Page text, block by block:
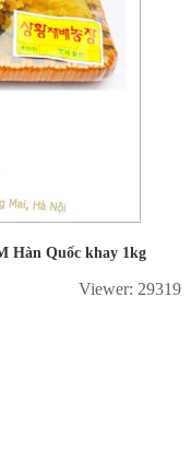
Hàn Quốc khay 1kg
Viewer: 29319